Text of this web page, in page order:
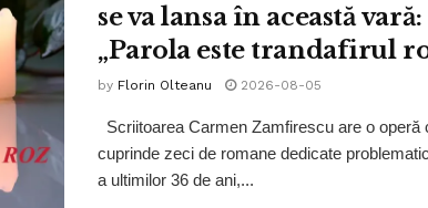
se va lansa în această vară:
„Parola este trandafirul
by Florin Olteanu 2026-08-05
Scriitoarea Carmen Zamfirescu are o operă
cuprinde zeci de romane dedicate
a ultimilor 36 de ani,...